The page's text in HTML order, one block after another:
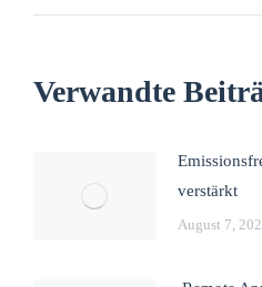
Verwandte
verstärkt
August 7,